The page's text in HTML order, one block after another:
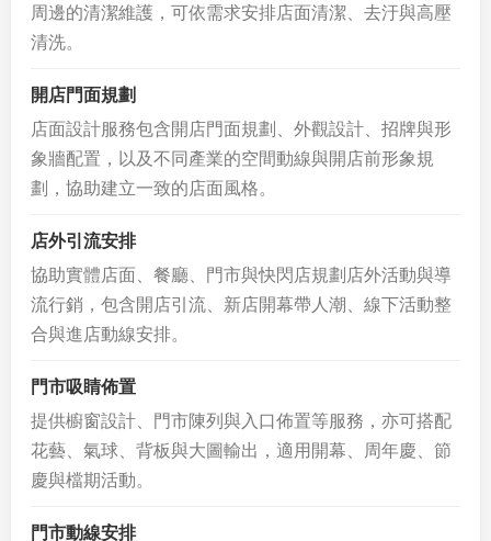
周邊的清潔維護，可依需求安排店面清潔、去汙與高壓
清洗。
開店門面規劃
店面設計服務包含開店門面規劃、外觀設計、招牌與形
象牆配置，以及不同產業的空間動線與開店前形象規
劃，協助建立一致的店面風格。
店外引流安排
協助實體店面、餐廳、門市與快閃店規劃店外活動與導
流行銷，包含開店引流、新店開幕帶人潮、線下活動整
合與進店動線安排。
門市吸睛佈置
提供櫥窗設計、門市陳列與入口佈置等服務，亦可搭配
花藝、氣球、背板與大圖輸出，適用開幕、周年慶、節
慶與檔期活動。
門市動線安排